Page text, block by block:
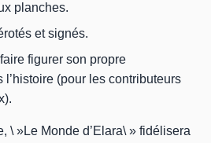
planches.
et signés.
figurer son propre
l’histoire (pour les contributeurs
\ »Le Monde d’Elara\ » fidélisera